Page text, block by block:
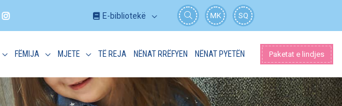
E-bibliotekë MK SQ
FËMIJA MJETE TË REJA NËNAT RRËFYEN NËNAT PYETËN Paketat e lindjes